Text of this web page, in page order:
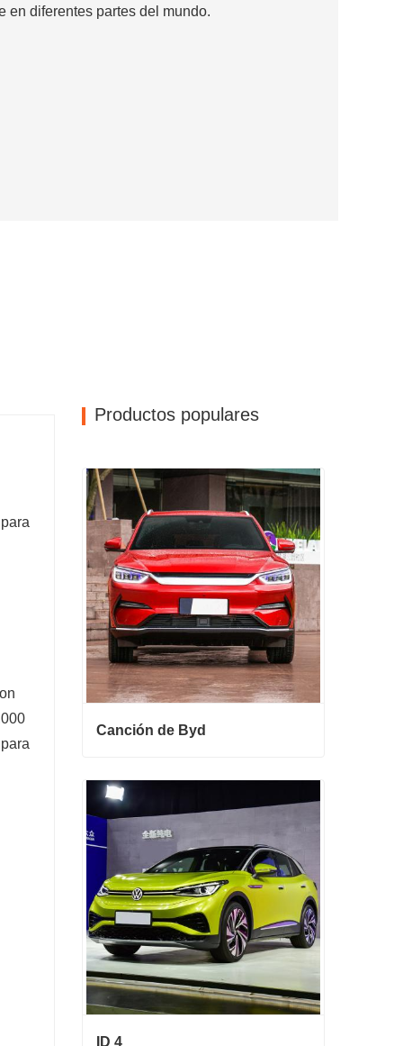
en diferentes partes del mundo.
Productos populares
Canción de Byd
Canción de Byd
Contactar ahora
ID 4